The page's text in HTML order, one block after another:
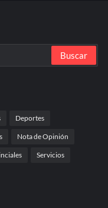
Deportes
Nota de Opinión
Servicios